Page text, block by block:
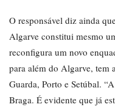
O responsável diz ainda
Algarve constitui mesmo
reconfigura um novo
para além do Algarve, tem
Guarda, Porto e Setúbal.
Braga. É evidente que já